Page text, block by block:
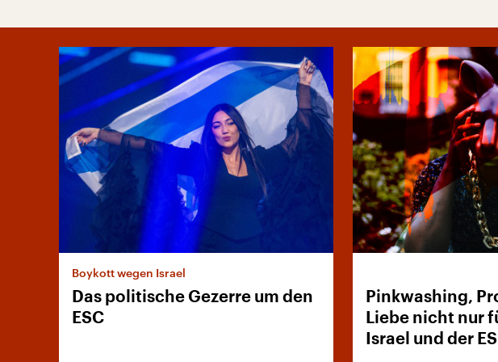
Boykott wegen Israel
Das politische Gezerre um den
ESC
Pinkwashing,
Liebe nicht nur
Israel und der